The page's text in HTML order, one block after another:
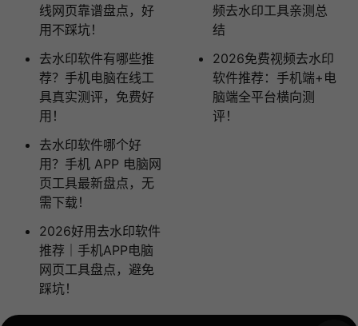
线网页靠谱盘点，好
用不踩坑！
去水印软件有哪些推
荐？手机电脑在线工
具真实测评，免费好
用！
去水印软件哪个好
用？手机 APP 电脑网
页工具最新盘点，无
需下载！
2026好用去水印软件
推荐｜手机APP电脑
网页工具盘点，避免
踩坑！
频去水印工具亲测总
结
2026免费视频去水印
软件推荐：手机端+电
脑端全平台横向测
评！